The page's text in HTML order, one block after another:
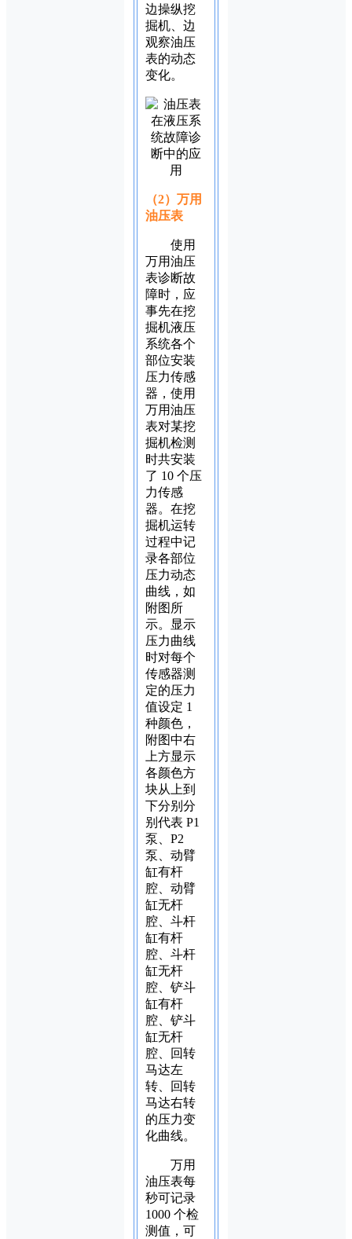
边操纵挖
掘机、边
观察油压
表的动态
变化。
（2）万用
油压表
使用
万用油压
表诊断故
障时，应
事先在挖
掘机液压
系统各个
部位安装
压力传感
器，使用
万用油压
表对某挖
掘机检测
时共安装
了 10 个压
力传感
器。在挖
掘机运转
过程中记
录各部位
压力动态
曲线，如
附图所
示。显示
压力曲线
时对每个
传感器测
定的压力
值设定 1
种颜色，
附图中右
上方显示
各颜色方
块从上到
下分别分
别代表 P1
泵、P2
泵、动臂
缸有杆
腔、动臂
缸无杆
腔、斗杆
缸有杆
腔、斗杆
缸无杆
腔、铲斗
缸有杆
腔、铲斗
缸无杆
腔、回转
马达左
转、回转
马达右转
的压力变
化曲线。
万用
油压表每
秒可记录
1000 个检
测值，可